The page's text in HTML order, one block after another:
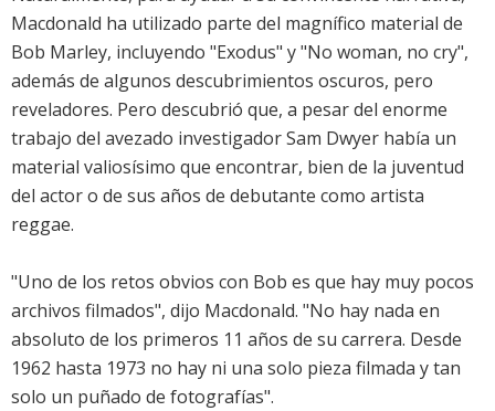
Macdonald ha utilizado parte del magnífico material de
Bob Marley, incluyendo "Exodus" y "No woman, no cry",
además de algunos descubrimientos oscuros, pero
reveladores. Pero descubrió que, a pesar del enorme
trabajo del avezado investigador Sam Dwyer había un
material valiosísimo que encontrar, bien de la juventud
del actor o de sus años de debutante como artista
reggae.
"Uno de los retos obvios con Bob es que hay muy pocos
archivos filmados", dijo Macdonald. "No hay nada en
absoluto de los primeros 11 años de su carrera. Desde
1962 hasta 1973 no hay ni una solo pieza filmada y tan
solo un puñado de fotografías".